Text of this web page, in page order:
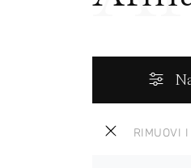
RIMUOVI I